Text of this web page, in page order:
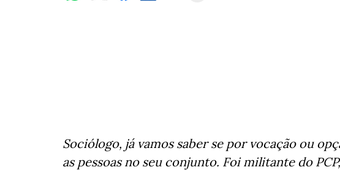
Sociólogo, já vamos saber se por vocação ou
as pessoas no seu conjunto. Foi militante do